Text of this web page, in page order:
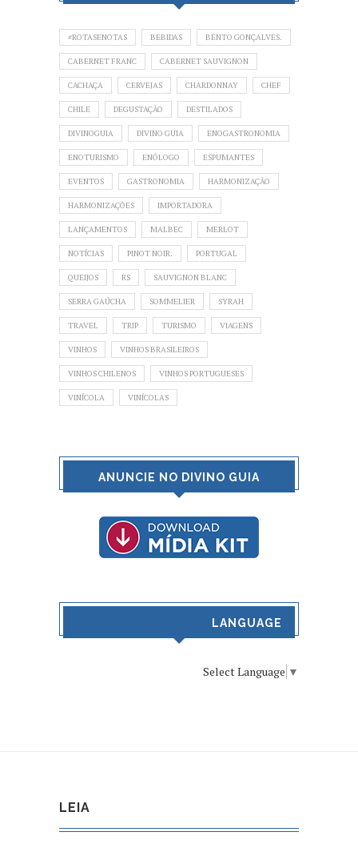
#ROTASENOTAS BEBIDAS BENTO GONÇALVES.
CABERNET FRANC CABERNET SAUVIGNON
CACHAÇA CERVEJAS CHARDONNAY CHEF
CHILE DEGUSTAÇÃO DESTILADOS
DIVINOGUIA DIVINO GUIA ENOGASTRONOMIA
ENOTURISMO ENÓLOGO ESPUMANTES
EVENTOS GASTRONOMIA HARMONIZAÇÃO
HARMONIZAÇÕES IMPORTADORA
LANÇAMENTOS MALBEC MERLOT
NOTÍCIAS PINOT NOIR. PORTUGAL
QUEIJOS RS SAUVIGNON BLANC
SERRA GAÚCHA SOMMELIER SYRAH
TRAVEL TRIP TURISMO VIAGENS
VINHOS VINHOS BRASILEIROS
VINHOS CHILENOS VINHOS PORTUGUESES
VINÍCOLA VINÍCOLAS
ANUNCIE NO DIVINO GUIA
LANGUAGE
Select Language ▼
LEIA